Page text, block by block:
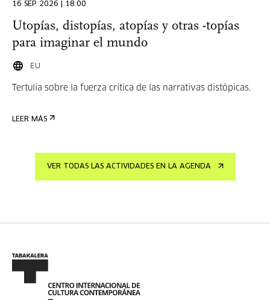
16 SEP 2026 | 18:00
Utopías, distopías, atopías y otras -topías
para imaginar el mundo
EU
Tertulia sobre la fuerza crítica de las narrativas distópicas.
LEER MÁS
VER TODAS LAS ACTIVIDADES EN LA AGENDA